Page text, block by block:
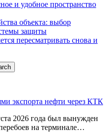
и удобное пространство
объекта: выбор
защиты
пересматривать снова и
экспорта нефти через КТК
2026 года был вынужден
на терминале…